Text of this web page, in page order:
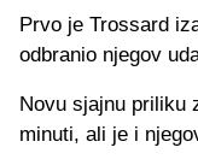
Prvo je Trossard
odbranio njegov
Novu sjajnu priliku
minuti, ali je i